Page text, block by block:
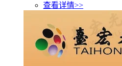
查看详情>>